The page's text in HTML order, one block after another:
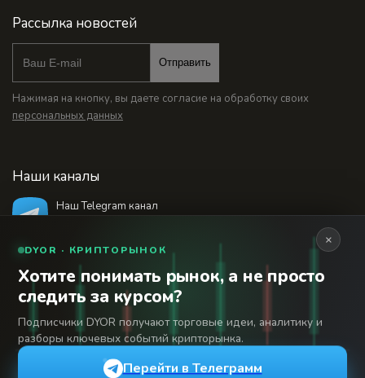
Рассылка новостей
Отправить
Нажимая на кнопку, вы даете согласие на обработку своих
персональных данных
Наши каналы
Наш Telegram канал
18+
© 2026 Финансовый интернет-портал «Банки
Сегодня». Используя сайт BanksToday.net вы
Сетевое издание «Банки Сегодня» зарегистрировано
Федеральной службой по надзору в сфере связи,
информационных технологий и массовых коммуникаций,
×
DYOR · КРИПТОРЫНОК
Хотите понимать рынок, а не просто
следить за курсом?
Подписчики DYOR получают торговые идеи, аналитику и
разборы ключевых событий крипторынка.
Перейти в Телеграмм